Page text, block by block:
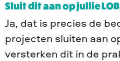
Sluit dit aan op jullie LOB,
Ja, dat is precies de
projecten sluiten aan
versterken dit in de